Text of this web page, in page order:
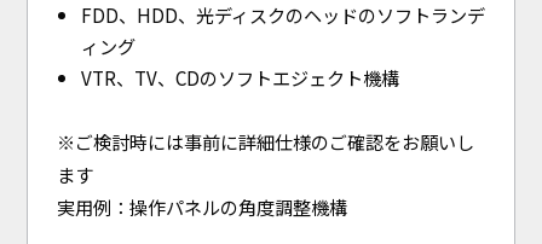
FDD、HDD、光ディスクのヘッドのソフトランデ
ィング
VTR、TV、CDのソフトエジェクト機構
※ご検討時には事前に詳細仕様のご確認をお願いし
ます
実用例：操作パネルの角度調整機構